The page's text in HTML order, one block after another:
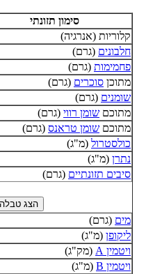
סימון תזונתי
קלוריות (אנרגיה)
חלבונים (גרם)
פחמימות (גרם)
מתוכן סוכרים (גרם)
שומנים (גרם)
מתוכם שומן רווי (גרם)
מתוכם שומן טראנס (גרם)
כולסטרול (מ"ג)
נתרן (מ"ג)
סיבים תזונתיים (גרם)
מים (גרם)
ליקופן (מ"ג)
ויטמין A
(מק"ג)
ויטמין B
(מ"ג)